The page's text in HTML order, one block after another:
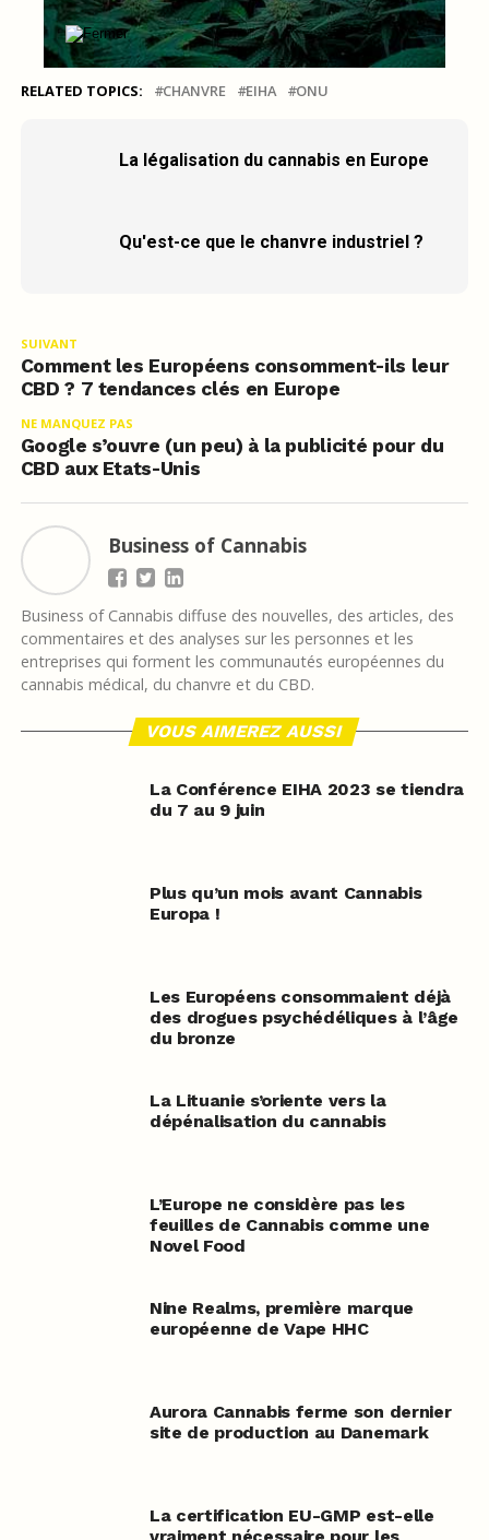
RELATED TOPICS: CHANVRE EIHA ONU
La légalisation du cannabis en Europe
Qu'est-ce que le chanvre industriel ?
SUIVANT
Comment les Européens consomment-ils leur
CBD ? 7 tendances clés en Europe
NE MANQUEZ PAS
Google s’ouvre (un peu) à la publicité pour du
CBD aux Etats-Unis
Business of Cannabis
Business of Cannabis diffuse des nouvelles, des articles, des
commentaires et des analyses sur les personnes et les
entreprises qui forment les communautés européennes du
cannabis médical, du chanvre et du CBD.
VOUS AIMEREZ AUSSI
La Conférence EIHA 2023 se tiendra
du 7 au 9 juin
Plus qu’un mois avant Cannabis
Europa !
Les Européens consommaient déjà
des drogues psychédéliques à l’âge
du bronze
La Lituanie s’oriente vers la
dépénalisation du cannabis
L’Europe ne considère pas les
feuilles de Cannabis comme une
Novel Food
Nine Realms, première marque
européenne de Vape HHC
Aurora Cannabis ferme son dernier
site de production au Danemark
La certification EU-GMP est-elle